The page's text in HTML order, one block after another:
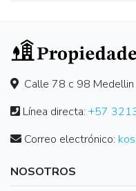
Calle 78 c 98 Medellin
Línea directa: +57
Correo electrónico:
NOSOTROS